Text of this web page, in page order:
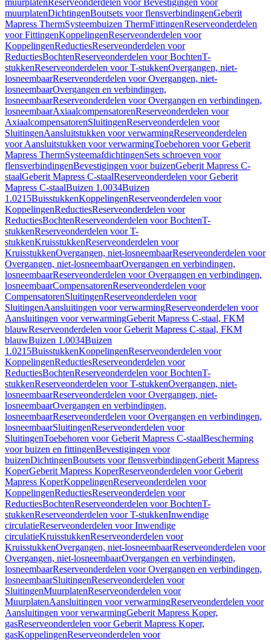
muurplatenReserveonderdelen voor Bevestigingen voor
muurplatenDichtingenBoutsets voor flensverbindingenGeberit
Mapress ThermSysteembuizen ThermFittingenReserveonderdelen
voor FittingenKoppelingenReserveonderdelen voor
KoppelingenReductiesReserveonderdelen voor
ReductiesBochtenReserveonderdelen voor BochtenT-
stukkenReserveonderdelen voor T-stukkenOvergangen, niet-
losneembaarReserveonderdelen voor Overgangen, niet-
losneembaarOvergangen en verbindingen,
losneembaarReserveonderdelen voor Overgangen en verbindingen,
losneembaarAxiaalcompensatorenReserveonderdelen voor
AxiaalcompensatorenSluitingenReserveonderdelen voor
SluitingenAansluitstukken voor verwarmingReserveonderdelen
voor Aansluitstukken voor verwarmingToebehoren voor Geberit
Mapress ThermSysteemafdichtingenSets schroeven voor
flensverbindingenBevestigingen voor buizenGeberit Mapress C-
staalGeberit Mapress C-staalReserveonderdelen voor Geberit
Mapress C-staalBuizen 1.0034Buizen
1.0215BuisstukkenKoppelingenReserveonderdelen voor
KoppelingenReductiesReserveonderdelen voor
ReductiesBochtenReserveonderdelen voor BochtenT-
stukkenReserveonderdelen voor T-
stukkenKruisstukkenReserveonderdelen voor
KruisstukkenOvergangen, niet-losneembaarReserveonderdelen voor
Overgangen, niet-losneembaarOvergangen en verbindingen,
losneembaarReserveonderdelen voor Overgangen en verbindingen,
losneembaarCompensatorenReserveonderdelen voor
CompensatorenSluitingenReserveonderdelen voor
SluitingenAansluitingen voor verwarmingReserveonderdelen voor
Aansluitingen voor verwarmingGeberit Mapress C-staal, FKM
blauwReserveonderdelen voor Geberit Mapress C-staal, FKM
blauwBuizen 1.0034Buizen
1.0215BuisstukkenKoppelingenReserveonderdelen voor
KoppelingenReductiesReserveonderdelen voor
ReductiesBochtenReserveonderdelen voor BochtenT-
stukkenReserveonderdelen voor T-stukkenOvergangen, niet-
losneembaarReserveonderdelen voor Overgangen, niet-
losneembaarOvergangen en verbindingen,
losneembaarReserveonderdelen voor Overgangen en verbindingen,
losneembaarSluitingenReserveonderdelen voor
SluitingenToebehoren voor Geberit Mapress C-staalBescherming
voor buizen en fittingenBevestigingen voor
buizenDichtingenBoutsets voor flensverbindingenGeberit Mapress
KoperGeberit Mapress KoperReserveonderdelen voor Geberit
Mapress KoperKoppelingenReserveonderdelen voor
KoppelingenReductiesReserveonderdelen voor
ReductiesBochtenReserveonderdelen voor BochtenT-
stukkenReserveonderdelen voor T-stukkenInwendige
circulatieReserveonderdelen voor Inwendige
circulatieKruisstukkenReserveonderdelen voor
KruisstukkenOvergangen, niet-losneembaarReserveonderdelen voor
Overgangen, niet-losneembaarOvergangen en verbindingen,
losneembaarReserveonderdelen voor Overgangen en verbindingen,
losneembaarSluitingenReserveonderdelen voor
SluitingenMuurplatenReserveonderdelen voor
MuurplatenAansluitingen voor verwarmingReserveonderdelen voor
Aansluitingen voor verwarmingGeberit Mapress Koper,
gasReserveonderdelen voor Geberit Mapress Koper,
gasKoppelingenReserveonderdelen voor